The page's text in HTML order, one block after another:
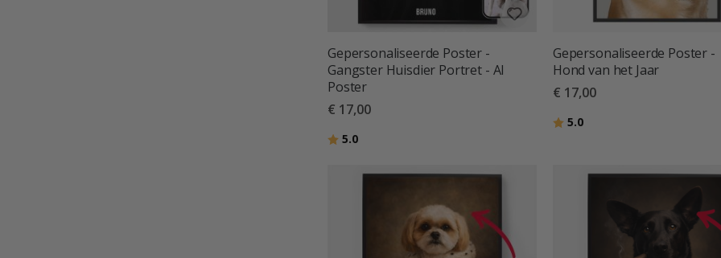
Gepersonaliseerde Poster -
Gangster Huisdier Portret - AI
Poster
€ 17,00
Beoordeling:
5.0
Gepersonaliseerde Poster -
Hond van het Jaar
€ 17,00
Beoordeling:
5.0uit 5 sterren